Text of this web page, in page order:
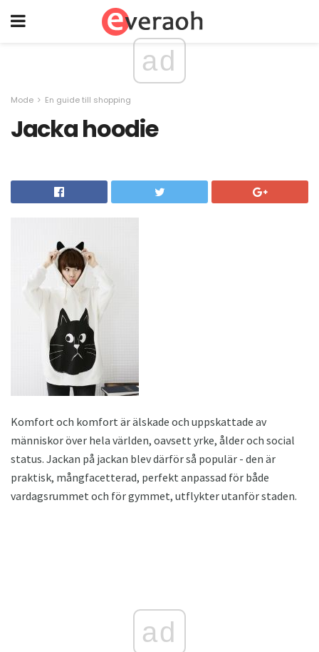
ad
Mode En guide till shopping
Jacka hoodie
Komfort och komfort är älskade och uppskattade av
människor över hela världen, oavsett yrke, ålder och social
status. Jackan på jackan blev därför så populär - den är
praktisk, mångfacetterad, perfekt anpassad för både
vardagsrummet och för gymmet, utflykter utanför staden.
ad